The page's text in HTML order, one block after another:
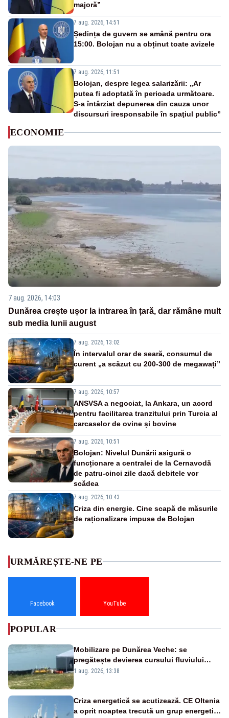
majoră”
7 aug. 2026, 14:51
Ședința de guvern se amână pentru ora
15:00. Bolojan nu a obținut toate avizele
7 aug. 2026, 11:51
Bolojan, despre legea salarizării: „Ar
putea fi adoptată în perioada următoare.
S-a întârziat depunerea din cauza unor
discursuri iresponsabile în spaţiul public”
ECONOMIE
7 aug. 2026, 14:03
Dunărea crește ușor la intrarea în țară, dar rămâne mult
sub media lunii august
7 aug. 2026, 13:02
În intervalul orar de seară, consumul de
curent „a scăzut cu 200-300 de megawați”
7 aug. 2026, 10:57
ANSVSA a negociat, la Ankara, un acord
pentru facilitarea tranzitului prin Turcia al
carcaselor de ovine și bovine
7 aug. 2026, 10:51
Bolojan: Nivelul Dunării asigură o
funcționare a centralei de la Cernavodă
de patru-cinci zile dacă debitele vor
scădea
7 aug. 2026, 10:43
Criza din energie. Cine scapă de măsurile
de raționalizare impuse de Bolojan
URMĂREȘTE-NE PE
Facebook YouTube
POPULAR
Mobilizare pe Dunărea Veche: se
pregătește devierea cursului fluviului
către Cernavodă – VIDEO
1 aug. 2026, 13:38
Criza energetică se acutizează. CE Oltenia
a oprit noaptea trecută un grup energetic